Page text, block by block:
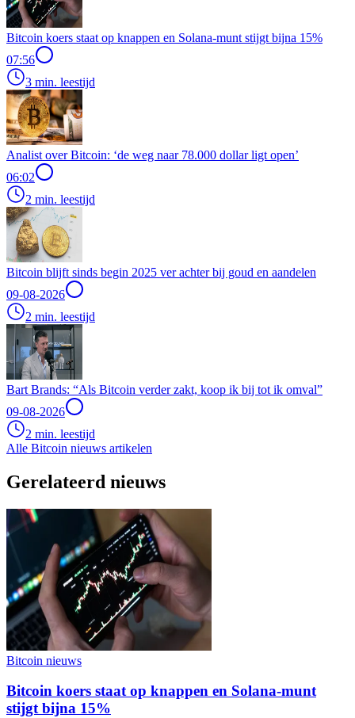
Bitcoin koers staat op knappen en Solana-munt stijgt bijna 15%
07:56
3 min. leestijd
Analist over Bitcoin: ‘de weg naar 78.000 dollar ligt open’
06:02
2 min. leestijd
Bitcoin blijft sinds begin 2025 ver achter bij goud en aandelen
09-08-2026
2 min. leestijd
Bart Brands: “Als Bitcoin verder zakt, koop ik bij tot ik omval”
09-08-2026
2 min. leestijd
Alle Bitcoin nieuws artikelen
Gerelateerd nieuws
Bitcoin nieuws
Bitcoin koers staat op knappen en Solana-munt
stijgt bijna 15%